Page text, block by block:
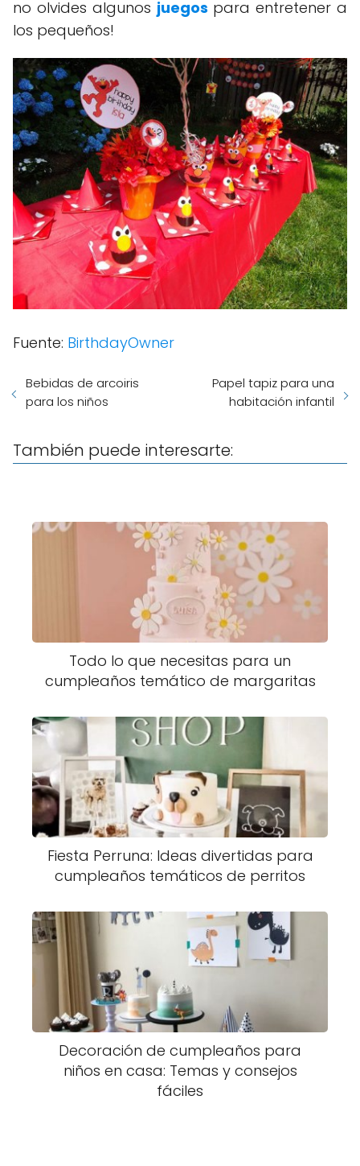
no olvides algunos juegos para entretener a
los pequeños!
Fuente: BirthdayOwner
Bebidas de arcoiris
para los niños
Papel tapiz para una
habitación infantil
También puede interesarte:
Todo lo que necesitas para un
cumpleaños temático de margaritas
Fiesta Perruna: Ideas divertidas para
cumpleaños temáticos de perritos
Decoración de cumpleaños para
niños en casa: Temas y consejos
fáciles